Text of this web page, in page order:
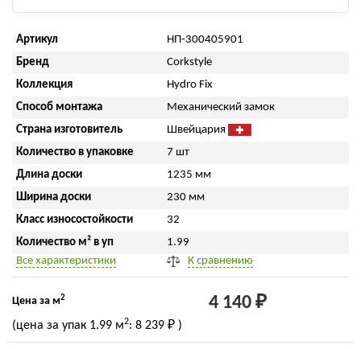
Артикул
НП-300405901
Бренд
Corkstyle
Коллекция
Hydro Fix
Способ монтажа
Механический замок
Страна изготовитель
Швейцария
Количество в упаковке
7 шт
Длина доски
1235 мм
Ширина доски
230 мм
Класс износостойкости
32
Количество м² в уп
1.99
Все характеристики
К сравнению
Цена за м2 4 140 ₽
(цена за упак 1.99 м2: 8 239 ₽ )